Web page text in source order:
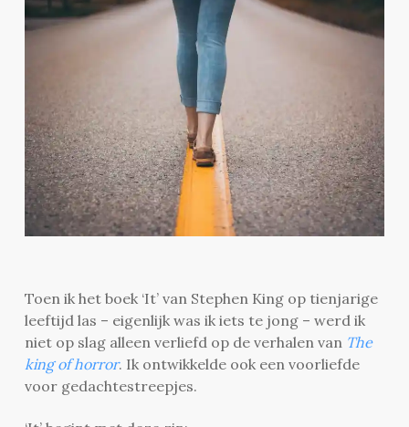
Toen ik het boek ‘It’ van Stephen King op tienjarige
leeftijd las – eigenlijk was ik iets te jong – werd ik
niet op slag alleen verliefd op de verhalen van The
king of horror. Ik ontwikkelde ook een voorliefde
voor gedachtestreepjes.